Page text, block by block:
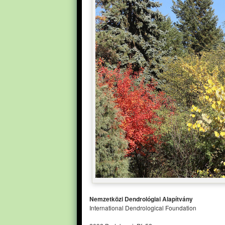
Nemzetközi Dendrológiai Alapítvány
International Dendrological Foundation